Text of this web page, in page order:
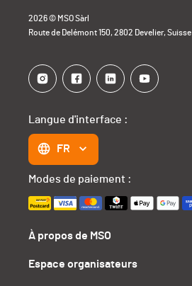
2026 © MSO Sàrl
Route de Delémont 150, 2802 Develier, Suisse
À propos de MSO
Espace organisateurs
Langue d'interface :
FR
Modes de paiement :